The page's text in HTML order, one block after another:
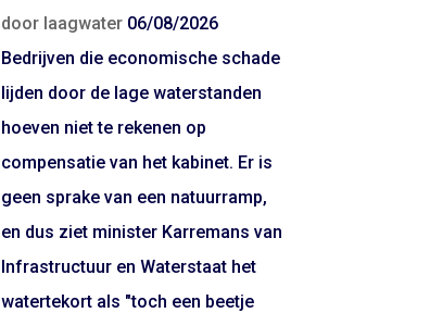
door laagwater 06/08/2026
Bedrijven die economische schade
lijden door de lage waterstanden
hoeven niet te rekenen op
compensatie van het kabinet. Er is
geen sprake van een natuurramp,
en dus ziet minister Karremans van
Infrastructuur en Waterstaat het
watertekort als "toch een beetje